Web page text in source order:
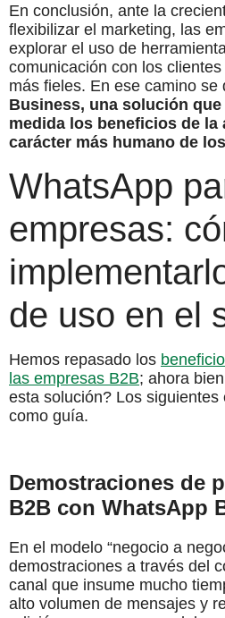
En conclusión, ante la
flexibilizar el marketing, las
explorar el uso de
comunicación con los
más fieles. En ese camino se
Business, una solución
medida los beneficios de la
carácter más humano de
WhatsApp
empresas:
de uso en el
Hemos repasado los
las empresas B2B; ahora
esta solución? Los siguientes
como guía.
Demostraciones de
B2B con WhatsApp
En el modelo “negocio a
demostraciones a través del
canal que insume mucho
alto volumen de mensajes y